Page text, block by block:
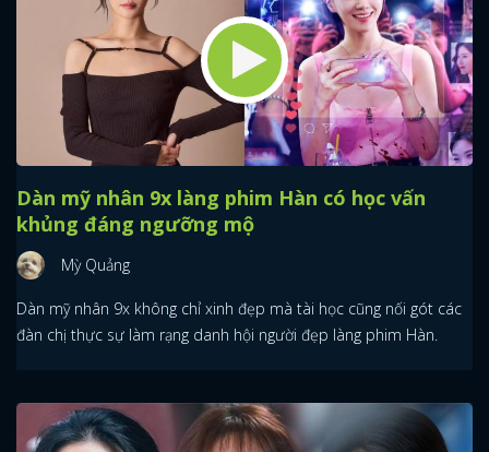
Dàn mỹ nhân 9x làng phim Hàn có học vấn
khủng đáng ngưỡng mộ
Mỳ Quảng
Dàn mỹ nhân 9x không chỉ xinh đẹp mà tài học cũng nối gót các
đàn chị thực sự làm rạng danh hội người đẹp làng phim Hàn.